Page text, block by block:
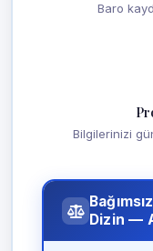
Baro
Bilgilerinizi
Dizin —